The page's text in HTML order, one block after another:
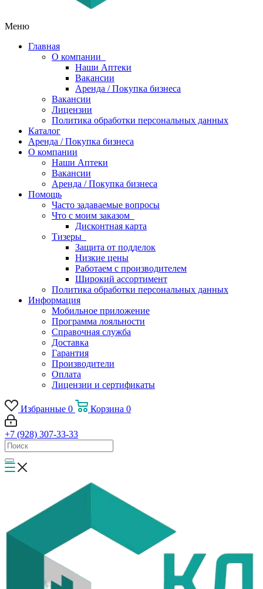
Меню
Главная
О компании
Наши Аптеки
Вакансии
Аренда / Покупка бизнеса
Вакансии
Лицензии
Политика обработки персональных данных
Каталог
Аренда / Покупка бизнеса
О компании
Наши Аптеки
Вакансии
Аренда / Покупка бизнеса
Помощь
Часто задаваемые вопросы
Что с моим заказом
Дисконтная карта
Тизеры
Защита от подделок
Низкие цены
Работаем с производителем
Широкий ассортимент
Политика обработки персональных данных
Информация
Мобильное приложение
Программа лояльности
Справочная служба
Доставка
Гарантия
Производители
Оплата
Лицензии и сертификаты
Избранные 0 Корзина 0
+7 (928) 307-33-33